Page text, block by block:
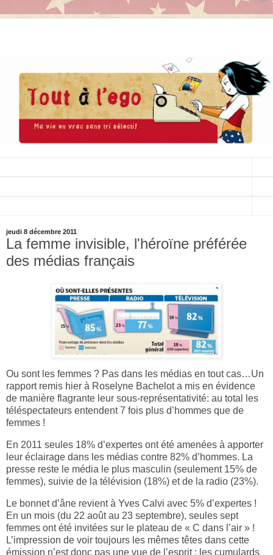
jeudi 8 décembre 2011
La femme invisible, l'héroïne préférée
des médias français
Ou sont les femmes ? Pas dans les médias en tout cas…Un
rapport remis hier à Roselyne Bachelot a mis en évidence
de manière flagrante leur sous-représentativité: au total les
téléspectateurs entendent 7 fois plus d’hommes que de
femmes !
En 2011 seules 18% d’expertes ont été amenées à apporter
leur éclairage dans les médias contre 82% d’hommes. La
presse reste le média le plus masculin (seulement 15% de
femmes), suivie de la télévision (18%) et de la radio (23%).
Le bonnet d’âne revient à Yves Calvi avec 5% d’expertes !
En un mois (du 22 août au 23 septembre), seules sept
femmes ont été invitées sur le plateau de « C dans l’air » !
L’impression de voir toujours les mêmes têtes dans cette
émission n’est donc pas une vue de l’esprit : les cumulards